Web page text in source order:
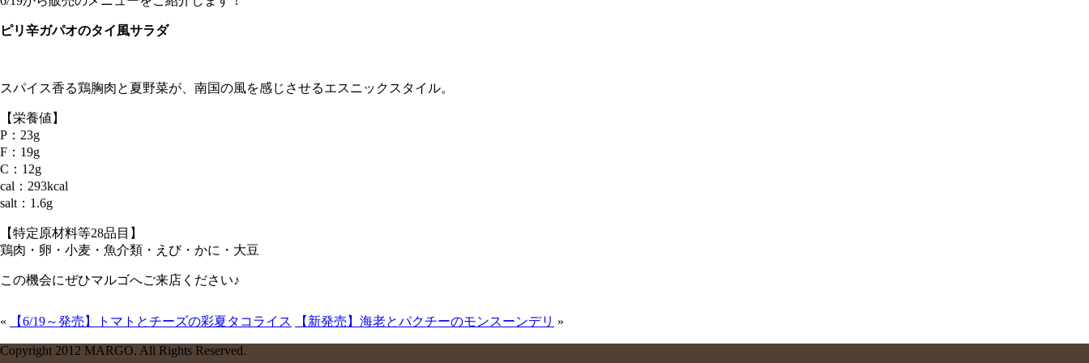
ピリ辛ガパオのタイ風サラダ
スパイス香る鶏胸肉と夏野菜が、南国の風を感じさせるエスニックスタイル。
【栄養値】
P：23g
F：19g
C：12g
cal：293kcal
salt：1.6g
【特定原材料等28品目】
鶏肉・卵・小麦・魚介類・えび・かに・大豆
この機会にぜひマルゴへご来店ください♪
« 【6/19～発売】トマトとチーズの彩夏タコライス 【新発売】海老とパクチーのモンスーンデリ »
Copyright 2012 MARGO. All Rights Reserved.